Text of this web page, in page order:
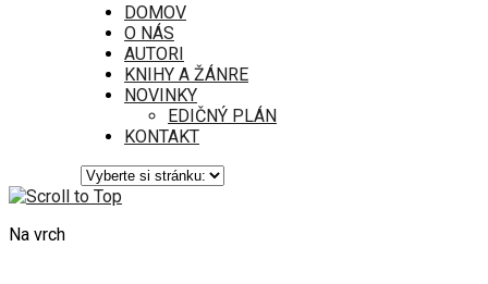
DOMOV
O NÁS
AUTORI
KNIHY A ŽÁNRE
NOVINKY
EDIČNÝ PLÁN
KONTAKT
Na vrch